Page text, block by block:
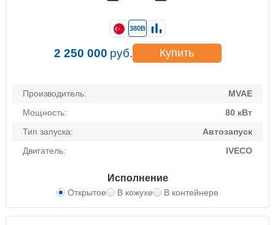
Производитель:
MVAE
Мощность:
80 кВт
Тип запуска:
Автозапуск
Двигатель:
IVECO
Исполнение
Открытое В кожухе В контейнере
380В
2 250 000 руб. Купить